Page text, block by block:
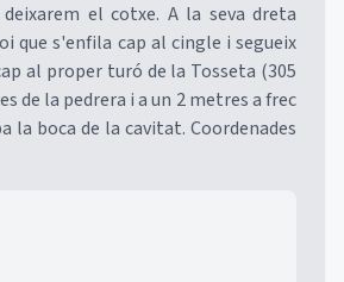
el cotxe. A la seva dreta
que s'enfila cap al cingle i segueix
al proper turó de la Tosseta (305
de la pedrera i a un 2 metres a frec
la boca de la cavitat. Coordenades